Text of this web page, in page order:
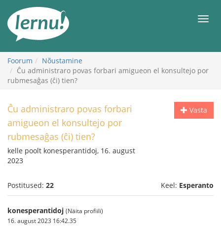
juurde
Foorum
Nõustamine
Ĉu administraro povas forbari amigueon el konsultejo por
rubmesaĝas (ĉi) tien?
Vasta
Ĉu administraro povas forbari
amigueon el konsultejo por
rubmesaĝas (ĉi) tien?
kelle poolt konesperantidoj, 16. august
2023
Postitused: 22 Keel: Esperanto
konesperantidoj (Näita profiili)
16. august 2023 16:42.35